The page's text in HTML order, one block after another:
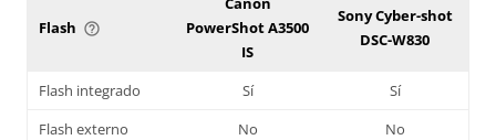
Flash help_outline
PowerShot A3500
IS
Sony Cyber-shot
DSC-W830
Flash integrado Sí
Sí
Flash externo
No
No